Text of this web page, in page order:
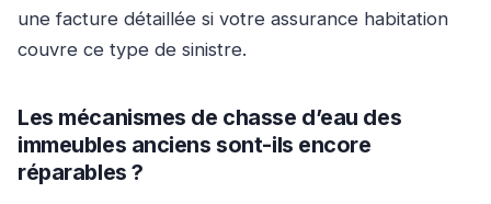
une facture détaillée si votre assurance habitation
couvre ce type de sinistre.
Les mécanismes de chasse d’eau des
immeubles anciens sont-ils encore
réparables ?